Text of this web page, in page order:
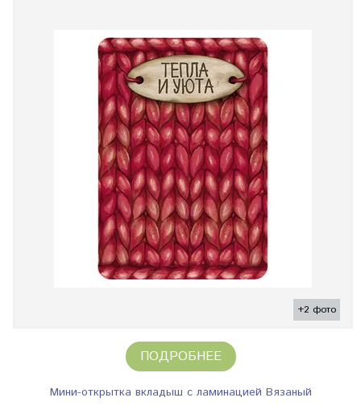
+2 фото
ПОДРОБНЕЕ
Мини-открытка вкладыш с ламинацией Вязаный